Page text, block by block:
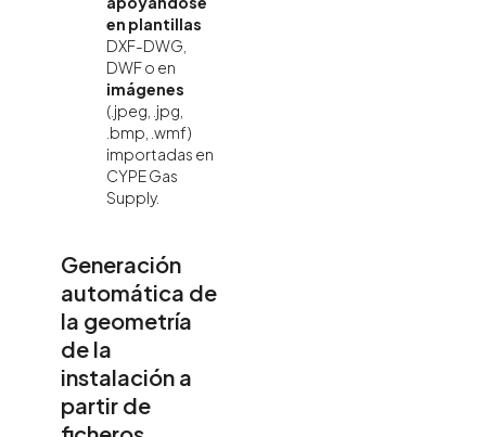
en plantillas
DXF-DWG,
DWF o en
imágenes
(.jpeg, .jpg,
.bmp, .wmf)
importadas en
CYPE Gas
Supply.
Generación
automática de
la geometría
de la
instalación a
partir de